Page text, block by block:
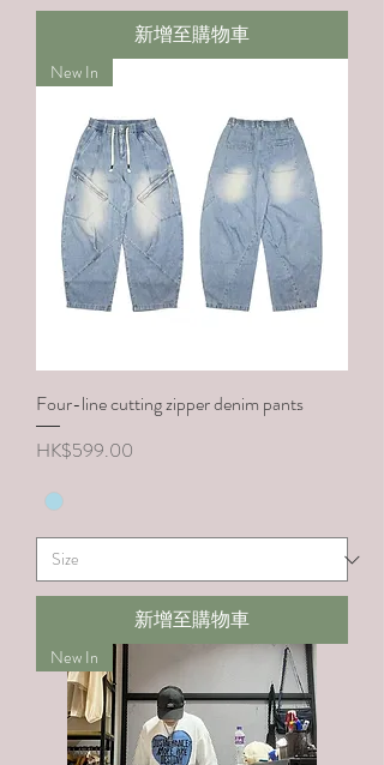
新增至購物車
New In
Four-line cutting zipper denim pants
價格
HK$599.00
新增至購物車
New In